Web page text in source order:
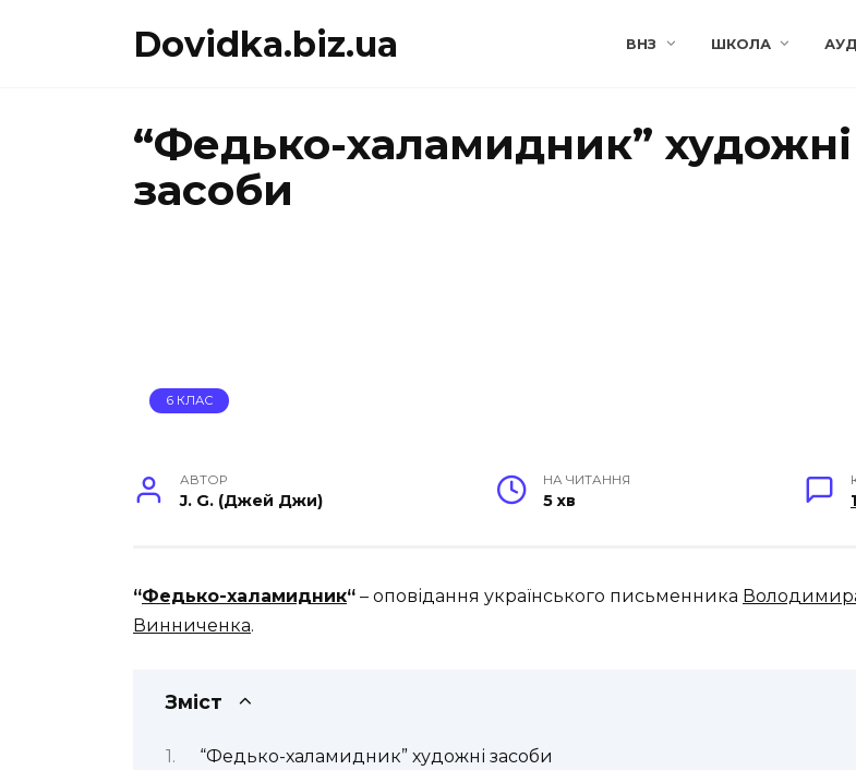
Dovidka.biz.ua ВНЗ ШКОЛА
“Федько-халамидник” художні
засоби
6 КЛАС
АВТОР
J. G. (Джей Джи)
НА ЧИТАННЯ
5 хв
“Федько-халамидник“ – оповідання українського письменника
Винниченка.
Зміст
“Федько-халамидник” художні засоби